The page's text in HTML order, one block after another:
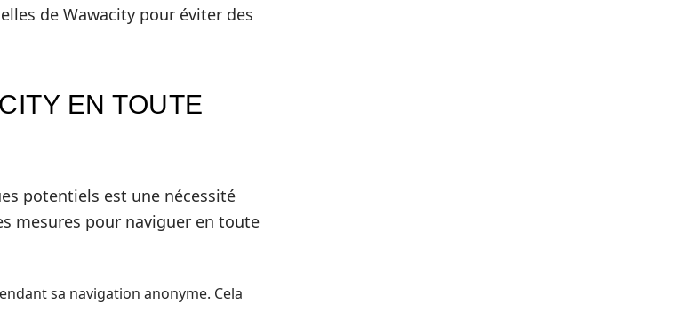
de Wawacity pour éviter des
EN TOUTE
potentiels est une nécessité
mesures pour naviguer en toute
sa navigation anonyme. Cela